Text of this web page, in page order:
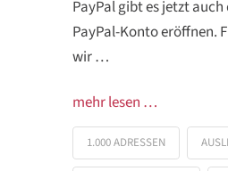
PayPal gibt es jetzt
PayPal-Konto eröffnen.
wir …
mehr lesen …
1.000 ADRESSEN